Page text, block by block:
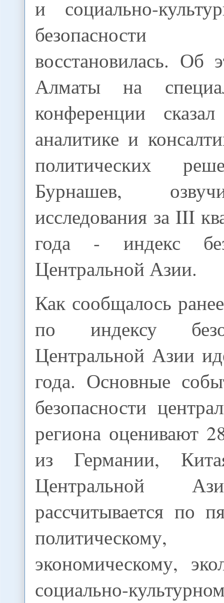
и социально-
восстановилась. Об
Алматы на
конференции
аналитике и
политических
Бурнашев,
исследования за III
года - индекс
Центральной Азии.
Как сообщалось
по индексу
Центральной Азии
года. Основные
безопасности
региона оценивают
из Германии,
Центральной
рассчитывается по
экономическому,
социально-